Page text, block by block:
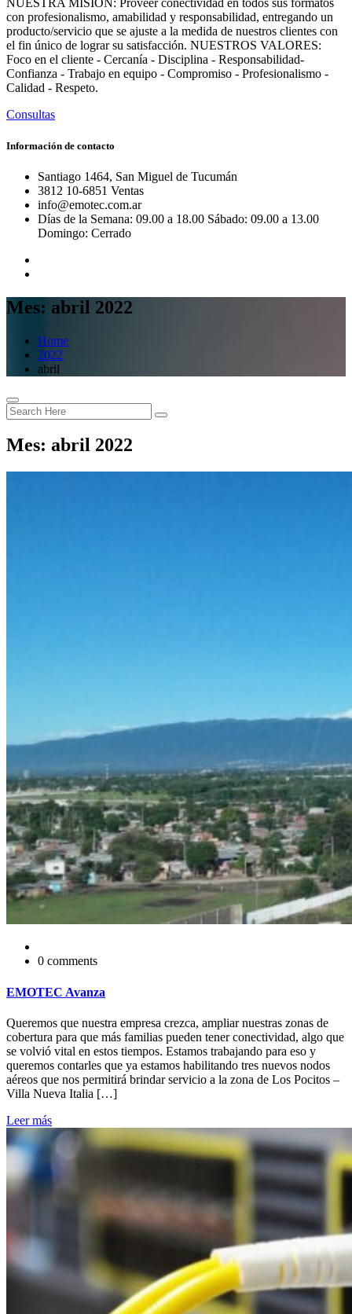
NUESTRA MISIÓN: Proveer conectividad en todos sus formatos
con profesionalismo, amabilidad y responsabilidad, entregando un
producto/servicio que se ajuste a la medida de nuestros clientes con
el fin único de lograr su satisfacción. NUESTROS VALORES:
Foco en el cliente - Cercanía - Disciplina - Responsabilidad-
Confianza - Trabajo en equipo - Compromiso - Profesionalismo -
Calidad - Respeto.
Consultas
Información de contacto
Santiago 1464, San Miguel de Tucumán
3812 10-6851 Ventas
info@emotec.com.ar
Días de la Semana: 09.00 a 18.00 Sábado: 09.00 a 13.00
Domingo: Cerrado
Mes: abril 2022
Home
2022
abril
Mes: abril 2022
0 comments
EMOTEC Avanza
Queremos que nuestra empresa crezca, ampliar nuestras zonas de
cobertura para que más familias pueden tener conectividad, algo que
se volvió vital en estos tiempos. Estamos trabajando para eso y
queremos contarles que ya estamos habilitando tres nuevos nodos
aéreos que nos permitirá brindar servicio a la zona de Los Pocitos –
Villa Nueva Italia […]
Leer más